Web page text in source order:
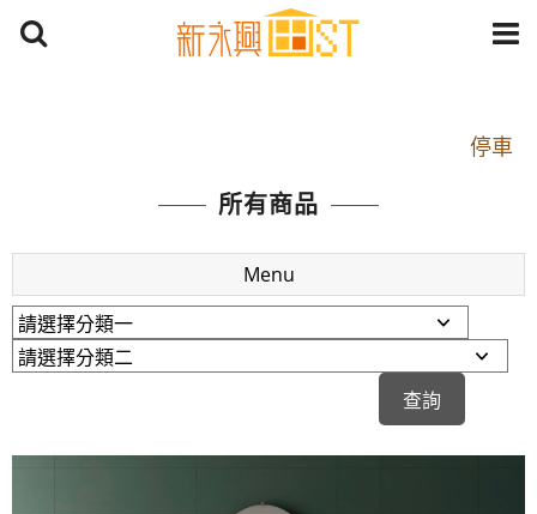
停車
捷運： 中和線【頂溪站 2 號出口】往中山路1段139
原Line已滿 無法加Line好友 請親愛的客戶加入
LINE官方帳號@a0975005573
開車：中山路1段 到永平路路口(樂華夜市口)門口可
停車
捷運： 中和線【頂溪站 2 號出口】往中山路1段139
號約10分鐘
所有商品
Menu